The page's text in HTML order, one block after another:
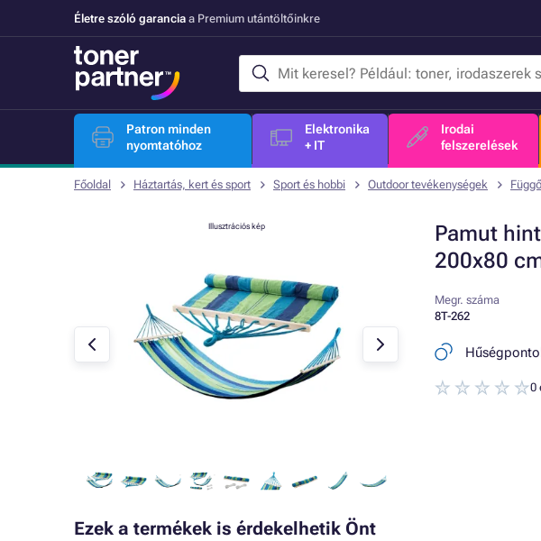
Életre szóló garancia a Premium utántöltőinkre
Patron minden
nyomtatóhoz
Elektronika
+ IT
Irodai
felszerelések
Főoldal Háztartás, kert és sport Sport és hobbi Outdoor tevékenységek
Pamut
200x80
Illusztrációs kép
Megr. száma
8T-262
0
Ezek a termékek is érdekelhetik Önt